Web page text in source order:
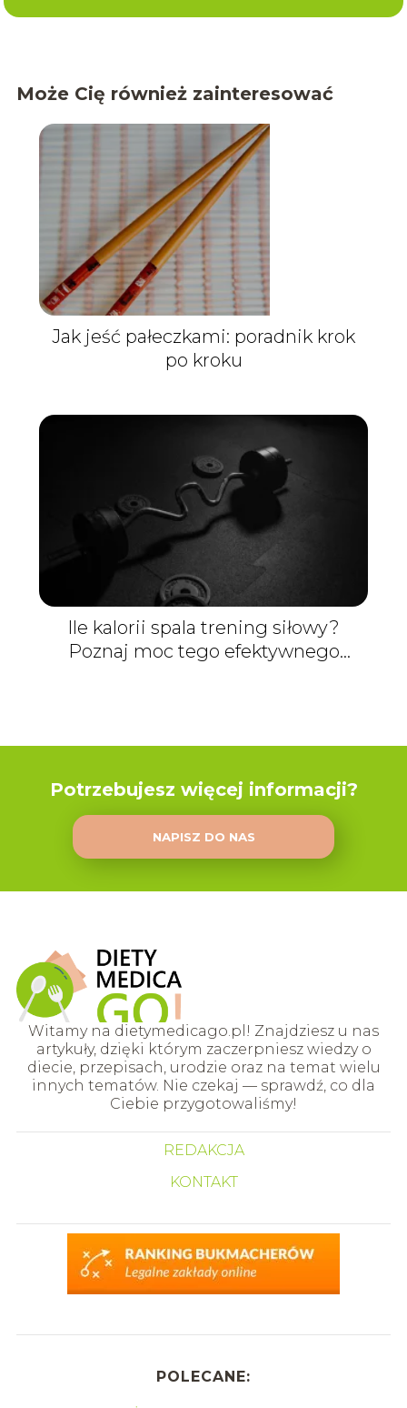
Może Cię również zainteresować
Jak jeść pałeczkami: poradnik krok
po kroku
Ile kalorii spala trening siłowy?
Poznaj moc tego efektywnego
Potrzebujesz więcej informacji?
NAPISZ DO NAS
Witamy na dietymedicago.pl! Znajdziesz u nas
artykuły, dzięki którym zaczerpniesz wiedzy o
diecie, przepisach, urodzie oraz na temat wielu
innych tematów. Nie czekaj — sprawdź, co dla
Ciebie przygotowaliśmy!
REDAKCJA
KONTAKT
POLECANE: